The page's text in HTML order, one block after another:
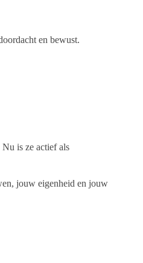
en bewust.
is ze actief als
jouw eigenheid en jouw